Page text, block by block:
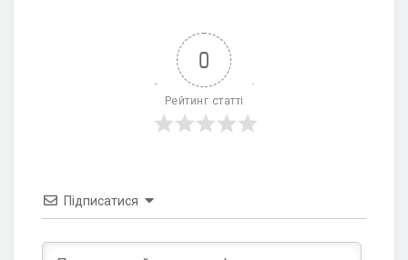
0
Рейтинг статті
Підписатися